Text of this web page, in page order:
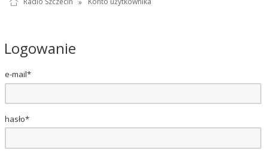
Logowanie
e-mail*
hasło*